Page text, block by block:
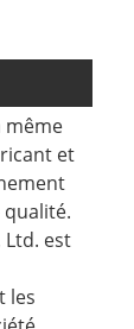
même
et
est
les